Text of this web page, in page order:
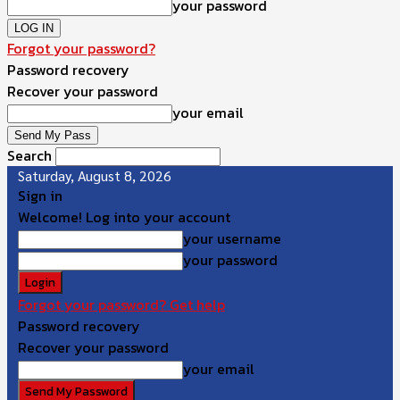
your password
Forgot your password?
Password recovery
Recover your password
your email
Search
Saturday, August 8, 2026
Sign in
Welcome! Log into your account
your username
your password
Forgot your password? Get help
Password recovery
Recover your password
your email